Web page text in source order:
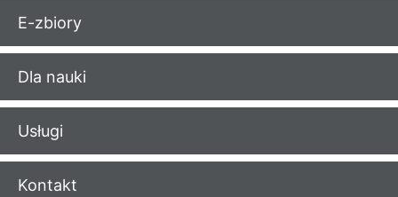
E-zbiory
Dla nauki
Usługi
Kontakt